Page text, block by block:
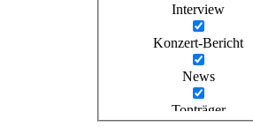
Interview
Konzert-Bericht
News
Tonträger